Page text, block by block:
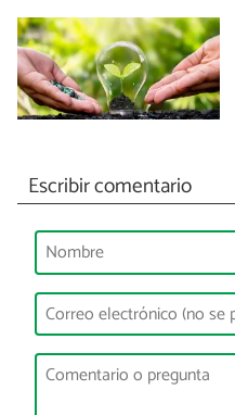
Escribir comentario